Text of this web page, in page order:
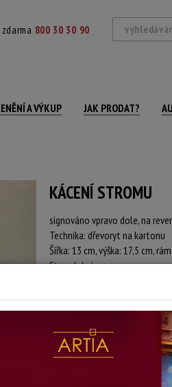
800 30 30 90
A VÝKUP JAK PRODAT?
KÁCENÍ STROMU
signováno vpravo dole, na
Technika: dřevoryt na kartonu
Šířka: 13 cm, výška: 17,5 cm,
Stav: dobrý
Konec dražby:20.07.2026